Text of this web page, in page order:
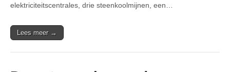
elektriciteitscentrales, drie steenkoolmijnen, een…
Lees meer →